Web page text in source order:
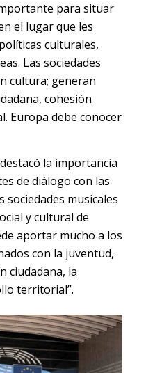
para situar
el lugar que les
culturales,
Las sociedades
cultura; generan
cohesión
Europa debe conocer
la importancia
de diálogo con las
sociedades musicales
y cultural de
aportar mucho a los
con la juventud,
ciudadana, la
territorial”.